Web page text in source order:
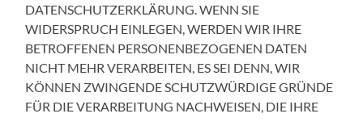
DATENSCHUTZERKLÄRUNG. WENN SIE
WIDERSPRUCH EINLEGEN, WERDEN WIR IHRE
BETROFFENEN PERSONENBEZOGENEN DATEN
NICHT MEHR VERARBEITEN, ES SEI DENN, WIR
KÖNNEN ZWINGENDE SCHUTZWÜRDIGE GRÜNDE
FÜR DIE VERARBEITUNG NACHWEISEN, DIE IHRE